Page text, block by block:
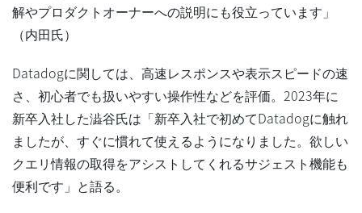
解やプロダクトオーナーへの説明にも役立っています」
（内田氏）
Datadogに関しては、高速レスポンスや表示スピードの速
さ、初心者でも扱いやすい操作性などを評価。2023年に
新卒入社した澁谷氏は「新卒入社で初めてDatadogに触れ
ましたが、すぐに慣れて使えるようになりました。欲しい
クエリ情報の取得をアシストしてくれるサジェスト機能も
便利です」と語る。